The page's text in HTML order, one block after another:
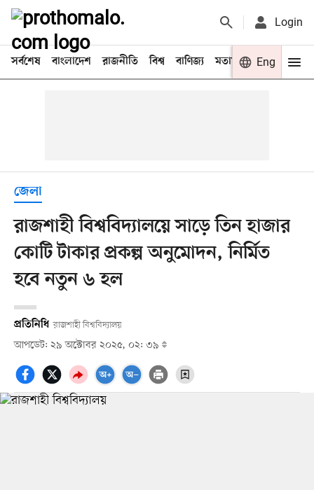
Login
সর্বশেষ বাংলাদেশ রাজনীতি বিশ্ব বাণিজ্য মতামত খেলা
Eng
জেলা
রাজশাহী বিশ্ববিদ্যালয়ে সাড়ে তিন হাজার
কোটি টাকার প্রকল্প অনুমোদন, নির্মিত
হবে নতুন ৬ হল
প্রতিনিধি রাজশাহী বিশ্ববিদ্যালয়
আপডেট: ২৯ অক্টোবর ২০২৫, ০২: ৩৯